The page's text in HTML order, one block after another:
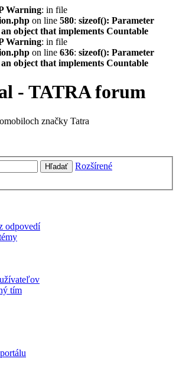
Warning: in file
on line 580: sizeof(): Parameter
object that implements Countable
Warning: in file
on line 636: sizeof(): Parameter
object that implements Countable
- TATRA forum
značky Tatra
Hľadať
Rozšírené
odpovedí
tím